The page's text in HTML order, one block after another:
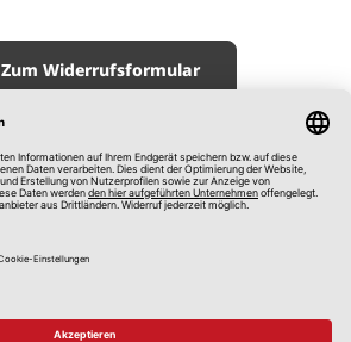
Zum Widerrufsformular
Impressum
AGB
Datenschutz
Hinweisgebersystem